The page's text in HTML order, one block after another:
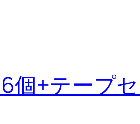
個+テープ